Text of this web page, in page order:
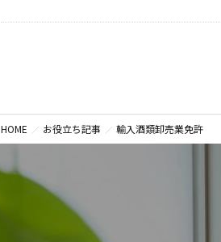
HOME お役立ち記事 輸入酒類卸売業免許